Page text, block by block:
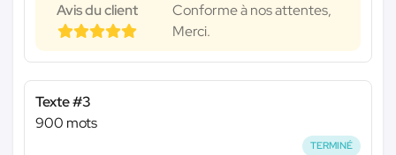
Avis du client
Conforme à nos attentes,
Merci.
Texte #3
900 mots
TERMINÉ